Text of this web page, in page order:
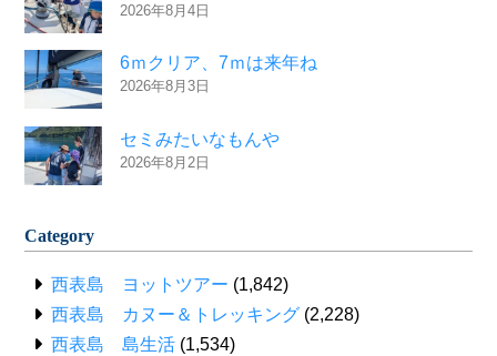
2026年8月4日
6ｍクリア、7ｍは来年ね
2026年8月3日
セミみたいなもんや
2026年8月2日
Category
西表島 ヨットツアー (1,842)
西表島 カヌー＆トレッキング (2,228)
西表島 島生活 (1,534)